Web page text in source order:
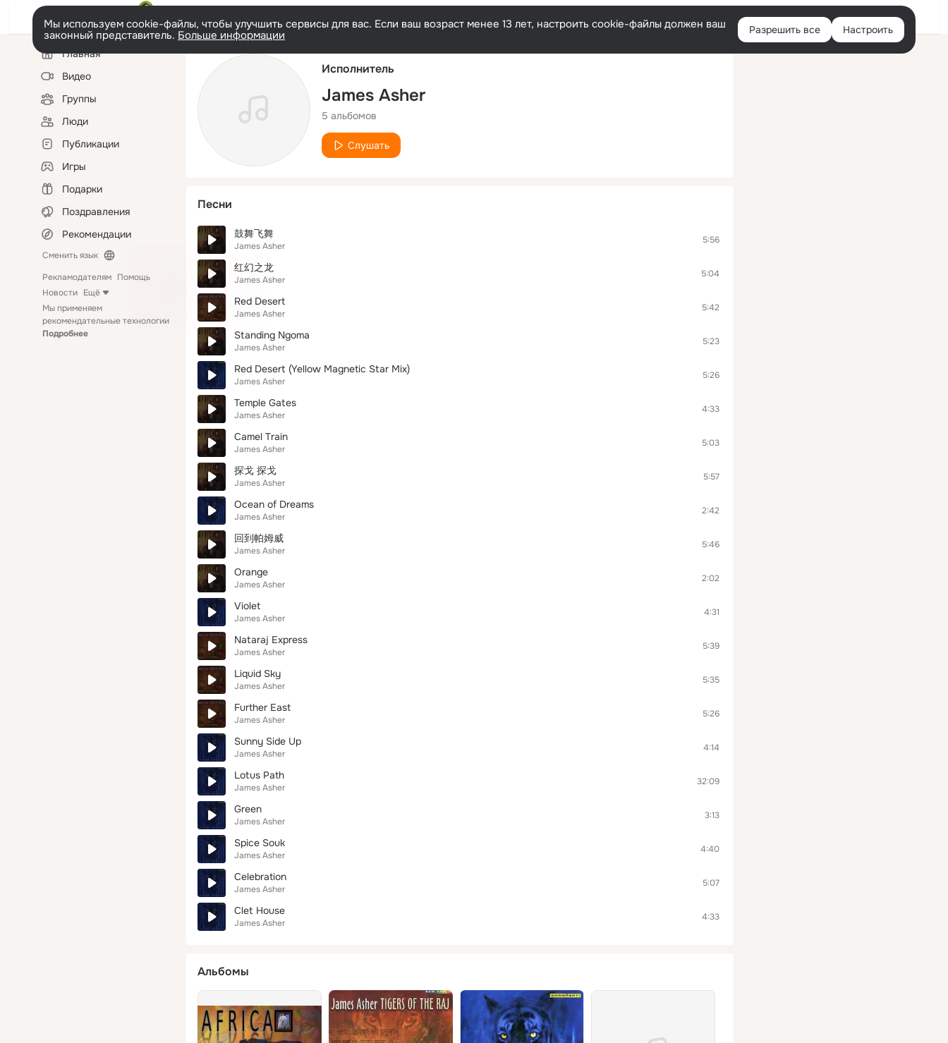
Русский Войти
Мы используем cookie-файлы, чтобы улучшить сервисы для вас. Если ваш возраст менее 13 лет, настроить cookie-файлы должен ваш
законный представитель. Больше информации Разрешить все Настроить
Левая
колонкаГлавная
Видео
Группы
Люди
Публикации
Игры
Подарки
Поздравления
Рекомендации
Сменить язык
Рекламодателям Помощь
Новости Ещё
Мы применяем
рекомендательные технологии
Подробнее
Исполнитель
James Asher
5 альбомов
Слушать
Песни
鼓舞飞舞
James Asher
5:56
红幻之龙
James Asher
5:04
Red Desert
James Asher
5:42
Standing Ngoma
James Asher
5:23
Red Desert (Yellow Magnetic Star Mix)
James Asher
5:26
Temple Gates
James Asher
4:33
Camel Train
James Asher
5:03
探戈 探戈
James Asher
5:57
Ocean of Dreams
James Asher
2:42
回到帕姆威
James Asher
5:46
Orange
James Asher
2:02
Violet
James Asher
4:31
Nataraj Express
James Asher
5:39
Liquid Sky
James Asher
5:35
Further East
James Asher
5:26
Sunny Side Up
James Asher
4:14
Lotus Path
James Asher
32:09
Green
James Asher
3:13
Spice Souk
James Asher
4:40
Celebration
James Asher
5:07
Clet House
James Asher
4:33
Альбомы